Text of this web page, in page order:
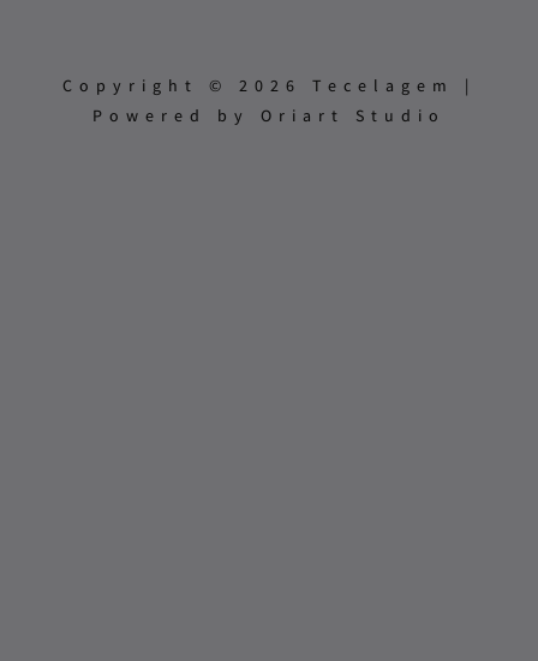
Copyright © 2026 Tecelagem |
Powered by Oriart Studio